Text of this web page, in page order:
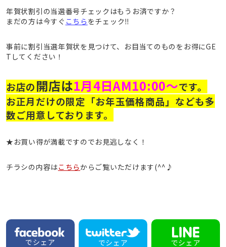
年賀状割引の当選番号チェックはもうお済ですか？
まだの方は今すぐ こちら をチェック‼
事前に割引当選年賀状を見つけて、お目当てのものをお得にGE
Tしてください！
お店の開店は1月4日AM10:00～です。
お正月だけの限定「お年玉価格商品」なども多
数ご用意しております。
★お買い得が満載ですのでお見逃しなく！
チラシの内容はこちらからご覧いただけます(^^♪
でシェア でシェア でシェア